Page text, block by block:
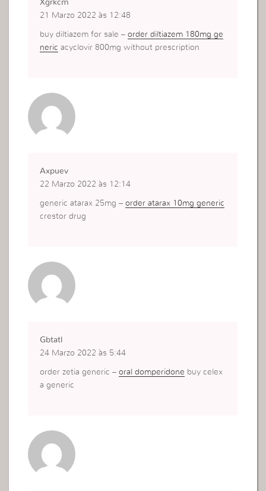
Xgrkcm
21 Marzo 2022 às 12:48
buy diltiazem for sale –order diltiazem 180mg ge
neric acyclovir 800mg without prescription
Axpuev
22 Marzo 2022 às 12:14
generic atarax 25mg –order atarax 10mg generic
crestor drug
Gbtatl
24 Marzo 2022 às 5:44
order zetia generic –oral domperidone buy celex
a generic